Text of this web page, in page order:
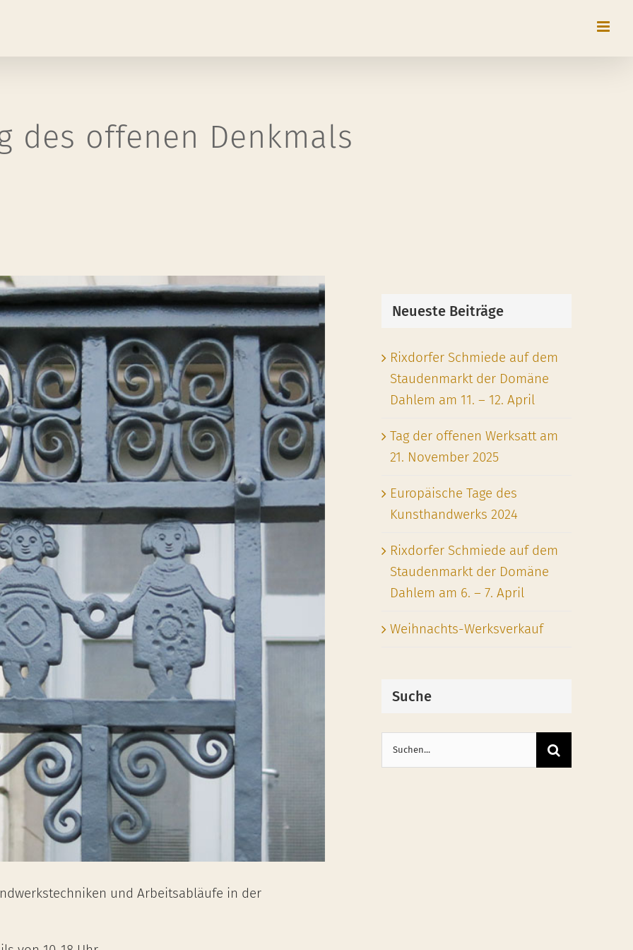
des offenen Denkmals
und Arbeitsabläufe in der
Neueste Beiträge
Rixdorfer Schmiede auf dem
Staudenmarkt der Domäne
Dahlem am 11. – 12. April
Tag der offenen Werksatt am
21. November 2025
Europäische Tage des
Kunsthandwerks 2024
Rixdorfer Schmiede auf dem
Staudenmarkt der Domäne
Dahlem am 6. – 7. April
Weihnachts-Werksverkauf
Suche